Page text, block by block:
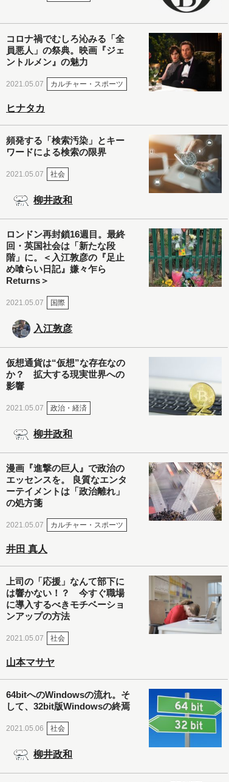
コロナ禍でむしろ沁みる「全
員悪人」の祭典。映画『ジェ
ントルメン』の魅力
2021.05.07 カルチャー・スポーツ
ヒナタカ
頻発する「検索汚染」とキー
ワードによる検索の限界
2021.05.07 社会
柳井政和
ロンドン再封鎖16週目。最終
回・英国社会は「新たな段
階」に。＜入江敦彦の『足止
め喰らい日記』嫌々乍ら
Returns＞
2021.05.07 国際
入江敦彦
仮想通貨は“仮想”な存在なの
か？ 拡大する現実世界への
影響
2021.05.07 政治・経済
柳井政和
漫画『進撃の巨人』で政治の
エッセンスを。 良質なエンタ
ーテイメントは「政治離れ」
の処方箋
2021.05.07 カルチャー・スポーツ
井田 真人
上司の「応援」なんて部下に
は響かない！？ 今すぐ職場
に導入するべきモチベーショ
ンアップの方法
2021.05.07 社会
山本マサヤ
64bitへのWindowsの流れ。そ
して、32bit版Windowsの終焉
2021.05.06 社会
柳井政和